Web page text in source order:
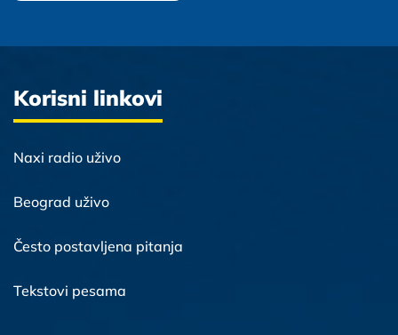
Korisni linkovi
Naxi radio uživo
Beograd uživo
Često postavljena pitanja
Tekstovi pesama